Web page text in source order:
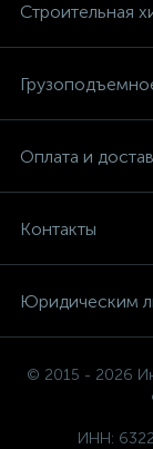
Строительная
Оплата и
Контакты
Юридическим
© 2015 - 2026
ИНН: